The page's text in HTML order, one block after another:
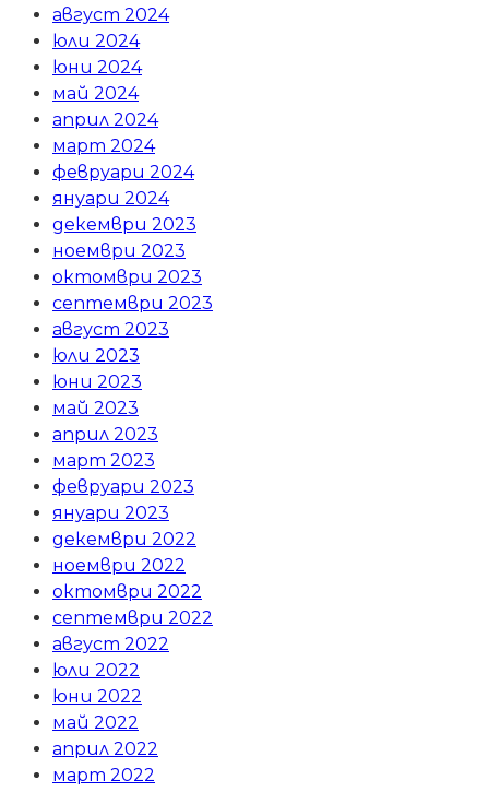
август 2024
юли 2024
юни 2024
май 2024
април 2024
март 2024
февруари 2024
януари 2024
декември 2023
ноември 2023
октомври 2023
септември 2023
август 2023
юли 2023
юни 2023
май 2023
април 2023
март 2023
февруари 2023
януари 2023
декември 2022
ноември 2022
октомври 2022
септември 2022
август 2022
юли 2022
юни 2022
май 2022
април 2022
март 2022